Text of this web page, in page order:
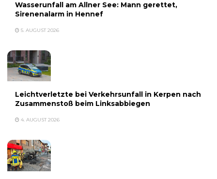
Wasserunfall am Allner See: Mann gerettet,
Sirenenalarm in Hennef
5. AUGUST 2026
Leichtverletzte bei Verkehrsunfall in Kerpen nach
Zusammenstoß beim Linksabbiegen
4. AUGUST 2026